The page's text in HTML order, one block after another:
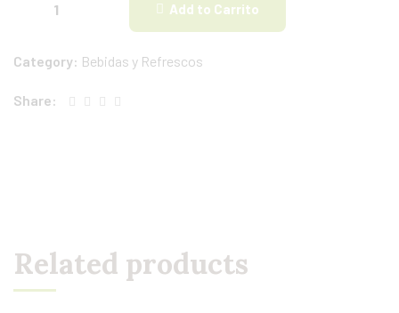
Add to Carrito
Category: Bebidas y Refrescos
Share:
Related products